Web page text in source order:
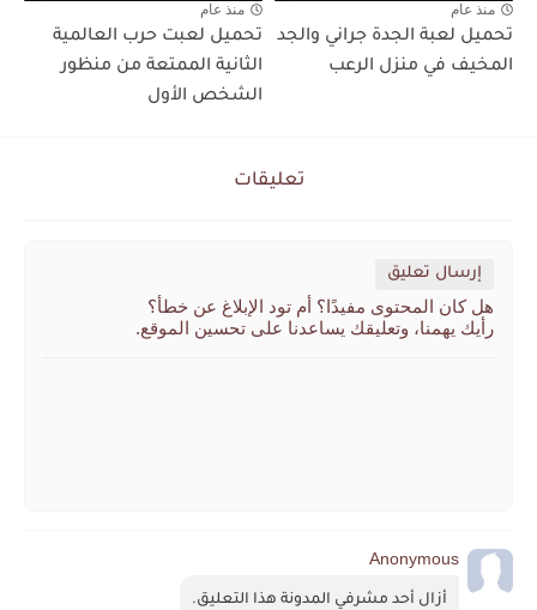
منذ عام
تحميل لعبة الجدة جراني والجد
المخيف في منزل الرعب
منذ عام
تحميل لعبت حرب العالمية
الثانية الممتعة من منظور
الشخص الأول
تعليقات
إرسال تعليق
هل كان المحتوى مفيدًا؟ أم تود الإبلاغ عن خطأ؟
رأيك يهمنا، وتعليقك يساعدنا على تحسين الموقع.
Anonymous
أزال أحد مشرفي المدونة هذا التعليق.